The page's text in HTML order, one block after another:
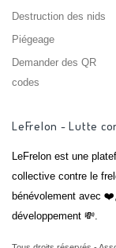
Destruction des nids
Piégeage
Demander des QR
codes
LeFrelon - Lutte
LeFrelon est une
collective contre le
bénévolement avec
développement 💸.